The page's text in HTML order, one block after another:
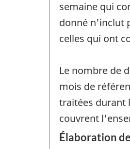
semaine qui
donné n'inclut
celles qui ont
Le nombre de
mois de
traitées durant
couvrent
Élaboration